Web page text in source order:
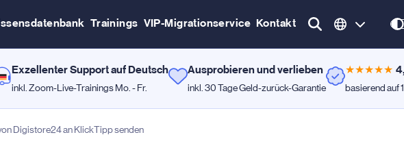
Trainings VIP-Migrationservice Kontakt
Exzellenter Support auf Deutsch
inkl. Zoom-Live-Trainings Mo. - Fr.
Ausprobieren und verlieben
inkl. 30 Tage Geld-zurück-Garantie
★★★★★
basierend auf
Digistore24 an KlickTipp senden